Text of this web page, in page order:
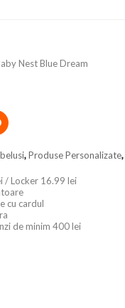
Nest Blue Dream
,Produse Personalizate,
/ Locker 16.99 lei
cu cardul
de minim 400 lei